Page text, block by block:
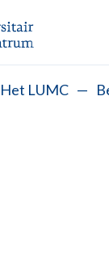
Het LUMC —